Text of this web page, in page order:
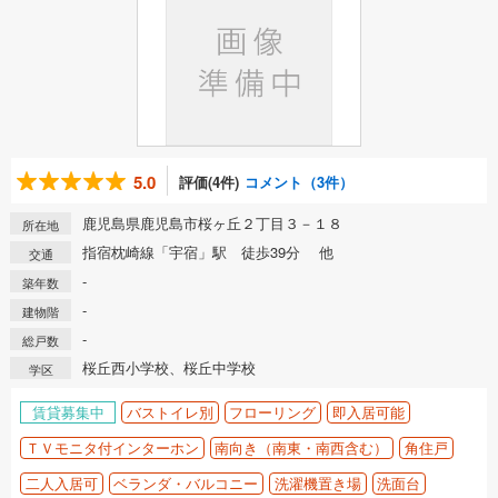
5.0 評価(4件) コメント（3件）
所在地 鹿児島県鹿児島市桜ヶ丘２丁目３－１８
交通 指宿枕崎線「宇宿」駅 徒歩39分 他
築年数 -
建物階 -
総戸数 -
学区 桜丘西小学校、桜丘中学校
賃貸募集中 バストイレ別 フローリング
即入居可能
ＴＶモニタ付インターホン
南向き（南東・南西含む）
角住戸
二人入居可
ベランダ・バルコニー 洗濯機置き場 洗面台